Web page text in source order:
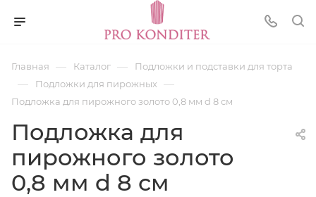
Главная — Каталог — Подложки и подставки для торта
— Подложки для пирожных —
Подложка для пирожного золото 0,8 мм d 8 см
Подложка для
пирожного золото
0,8 мм d 8 см